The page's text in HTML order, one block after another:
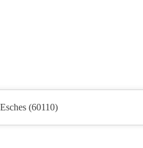
Esches (60110)